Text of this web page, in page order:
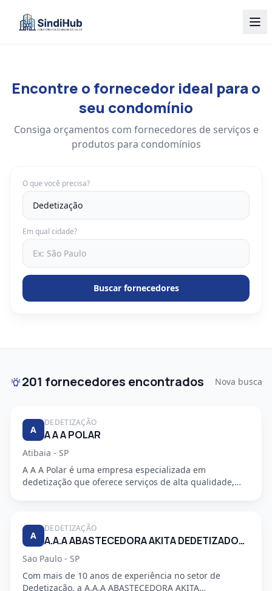
Encontre o fornecedor ideal para o
seu condomínio
Consiga orçamentos com fornecedores de serviços e
produtos para condomínios
O que você precisa?
Em qual cidade?
Buscar fornecedores
201 fornecedores encontrados Nova busca
A
DEDETIZAÇÃO
A A A POLAR
Atibaia - SP
A A A Polar é uma empresa especializada em
dedetização que oferece serviços de alta qualidade,
A
DEDETIZAÇÃO
A.A.A ABASTECEDORA AKITA DEDETIZADORA S/S LTDA
Sao Paulo - SP
Com mais de 10 anos de experiência no setor de
Dedetização, a A.A.A ABASTECEDORA AKITA